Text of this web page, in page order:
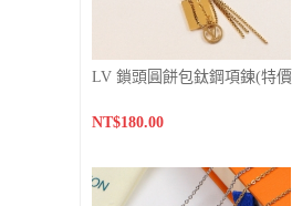
LV 鎖頭圓餅包鈦鋼項鍊(特
NT$180.00